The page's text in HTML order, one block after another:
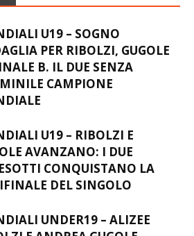
U19 – SOGNO
PER RIBOLZI, GUGOLE
B. IL DUE SENZA
CAMPIONE
AVANZANO: I DUE
CONQUISTANO LA
DEL SINGOLO
E ANDREA GUGOLE
TUTTA